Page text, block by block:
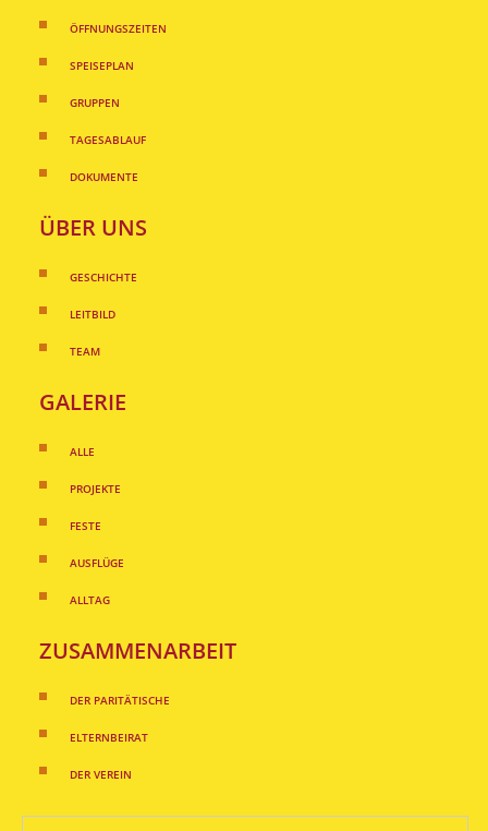
ÖFFNUNGSZEITEN
SPEISEPLAN
GRUPPEN
TAGESABLAUF
DOKUMENTE
ÜBER UNS
GESCHICHTE
LEITBILD
TEAM
GALERIE
ALLE
PROJEKTE
FESTE
AUSFLÜGE
ALLTAG
ZUSAMMENARBEIT
DER PARITÄTISCHE
ELTERNBEIRAT
DER VEREIN